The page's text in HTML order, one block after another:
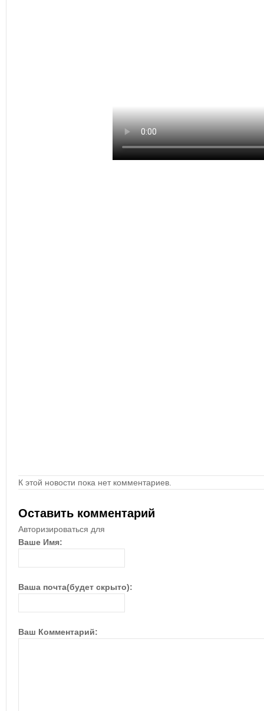
К этой новости пока нет комментариев.
Оставить комментарий
Авторизироваться для
Ваше Имя:
Ваша почта(будет скрыто):
Ваш Комментарий: